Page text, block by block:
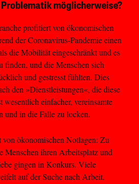
möglicherweise?
profitiert von ökonomischen
der Coronavirus-Pandemie einen
die Mobilität eingeschränkt und es
finden, und die Menschen sich
und gestresst fühlten. Dies
den »Dienstleistungen«, die diese
wesentlich einfacher, vereinsamte
und in die Falle zu locken.
ökonomischen Notlagen: Zu
Menschen ihren Arbeitsplatz und
gingen in Konkurs. Viele
auf der Suche nach Arbeit.